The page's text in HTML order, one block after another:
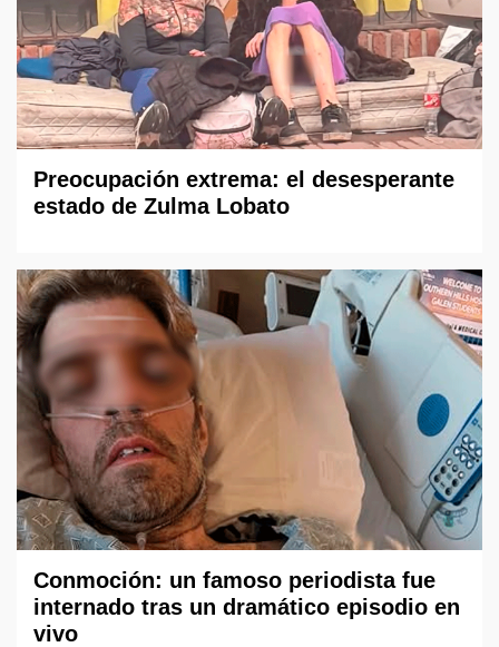
Preocupación extrema: el desesperante
estado de Zulma Lobato
Conmoción: un famoso periodista fue
internado tras un dramático episodio en
vivo